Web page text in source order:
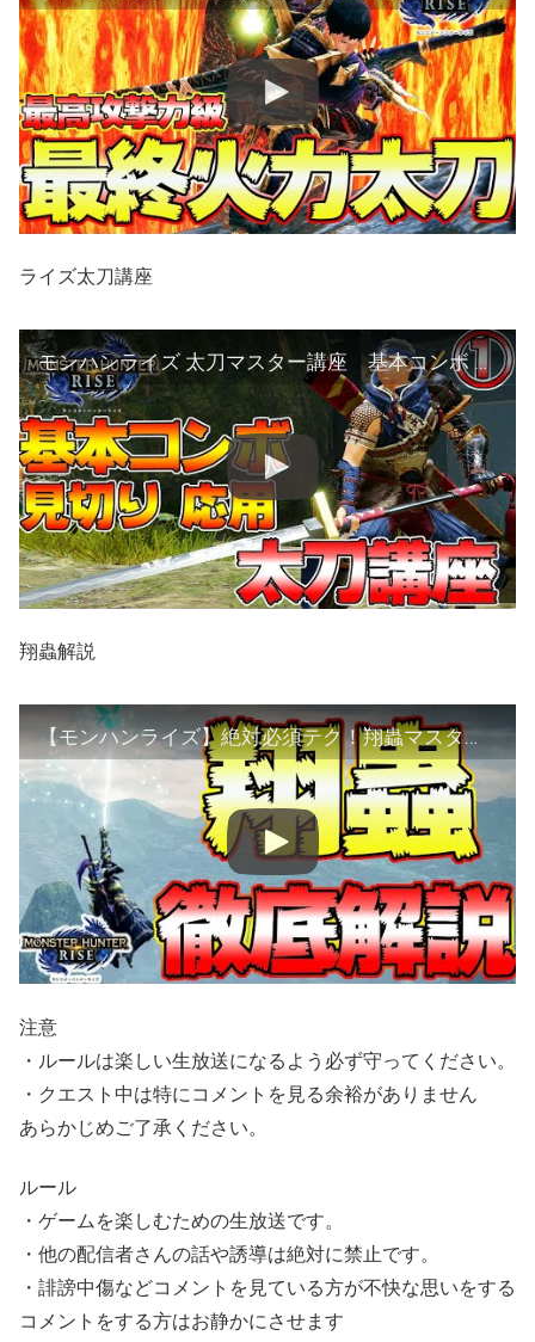
ライズ太刀講座
モンハンライズ 太刀マスター講座 基本コンボ 見切り 実戦で使える応用など 前編【MHRise:モンスターハンターライズ】
翔蟲解説
【モンハンライズ】絶対必須テク！翔蟲マスターへの近道はこれだ！基本編【MHRise:モンスターハンターライズ】
注意
・ルールは楽しい生放送になるよう必ず守ってください。
・クエスト中は特にコメントを見る余裕がありません
あらかじめご了承ください。
ルール
・ゲームを楽しむための生放送です。
・他の配信者さんの話や誘導は絶対に禁止です。
・誹謗中傷などコメントを見ている方が不快な思いをする
コメントをする方はお静かにさせます